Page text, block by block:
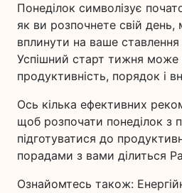
Понеділок символізує
як ви розпочнете свій
вплинути на ваше ставлення
Успішний старт тижня може
продуктивність, порядок і
Ось кілька ефективних
щоб розпочати понеділок з
підготуватися до
порадами з вами ділиться
Ознайомтесь також: